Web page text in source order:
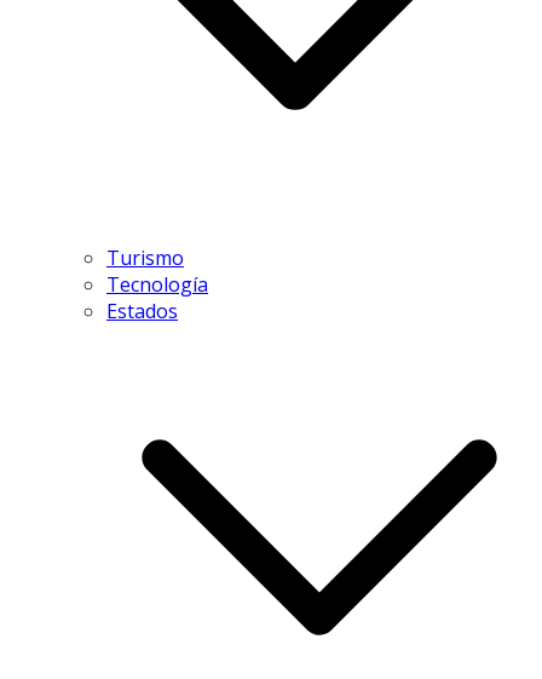
Turismo
Tecnología
Estados